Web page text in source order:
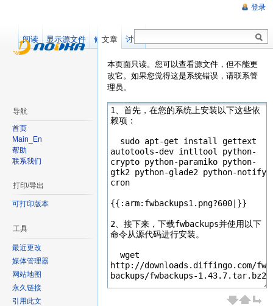
本页面只读。您可以查看源文件，但不能更
改它。如果您觉得这是系统错误，请联系管
理员。
登录
文章 讨论
阅读 显示源文件 修订记录
导航
首页
Main_En
帮助
联系我们
打印/导出
可打印版本
工具
最近更改
媒体管理器
网站地图
永久链接
引用此文